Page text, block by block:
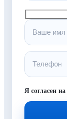
Я согласен на